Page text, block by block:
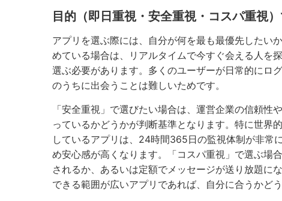
目的（即日重視・安全重視・コスパ重視
アプリを選ぶ際には、自分が何を最も最優先したい
めている場合は、リアルタイムで今すぐ会える人を
選ぶ必要があります。多くのユーザーが日常的にロ
のうちに出会うことは難しいためです。
「安全重視」で選びたい場合は、運営企業の信頼
っているかどうかが判断基準となります。特に世界
しているアプリは、24時間365日の監視体制が非常
め安心感が高くなります。「コスパ重視」で選ぶ場
されるか、あるいは定額でメッセージが送り放題に
できる範囲が広いアプリであれば、自分に合うかど